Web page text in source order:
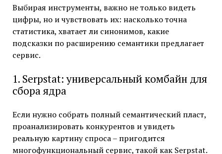
Выбирая инструменты, важно не только видеть
цифры, но и чувствовать их: насколько точна
статистика, хватает ли синонимов, какие
подсказки по расширению семантики предлагает
сервис.
1. Serpstat: универсальный комбайн для
сбора ядра
Если нужно собрать полный семантический пласт,
проанализировать конкурентов и увидеть
реальную картину спроса – пригодится
многофункциональный сервис, такой как Serpstat.